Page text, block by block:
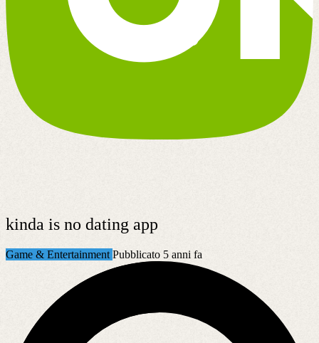
kinda is no dating app
Game & Entertainment Pubblicato 5 anni fa